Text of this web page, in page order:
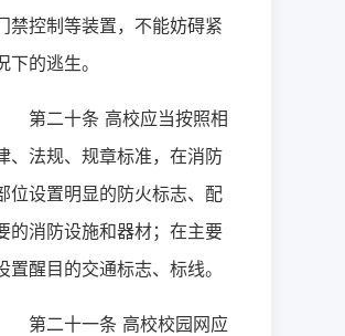
禁控制等装置，不能妨碍紧
下的逃生。
第二十条 高校应当按照相
、法规、规章标准，在消防
位设置明显的防火标志、配
的消防设施和器材；在主要
置醒目的交通标志、标线。
第二十一条 高校校园网应